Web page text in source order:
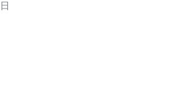
之一，具有出色的网络基础设施和通信技